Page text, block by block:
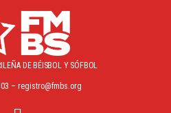
DE BÉISBOL Y SÓFBOL
– registro@fmbs.org